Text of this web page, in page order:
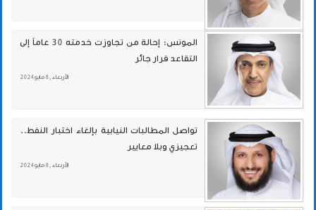
المونس: إحالة من تجاوزت خدمته 30 عاماً إلى
التقاعد قرار جائر
الأربعاء , 8 مايو 2024
تواصل المطالبات النيابية بإلغاء اختبار النفط..
تعجيزي وبلا معايير
الأربعاء , 8 مايو 2024